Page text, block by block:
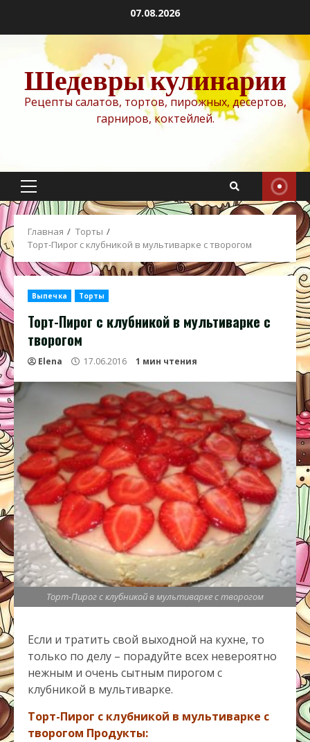
содержимому
07.08.2026
Шедевры кулинарии
Рецепты салатов, тортов, пирожных, десертов,
гарниров, коктейлей.
Основное
меню
Главная
Торты
Торт-Пирог с клубникой в мультиварке с творогом
Выпечка Торты
Торт-Пирог с клубникой в мультиварке с
творогом
Elena 17.06.2016 1 мин чтения
Торт-Пирог с клубникой в мультиварке с творогом
Если и тратить свой выходной на кухне, то
только по делу – порадуйте всех невероятно
нежным и очень сытным пирогом с
клубникой в мультиварке.
Торт-Пирог с клубникой в мультиварке с
творогом Продукты: